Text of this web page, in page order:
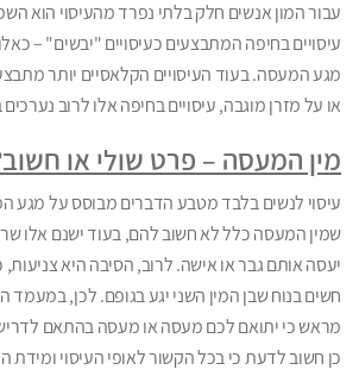
עבור המון אנשים חלק בלתי נפרד מהעיסוי הוא
עיסויים בחיפה המתבצעים כעיסויים "יבשים" –
מגע המעסה. בעוד העיסויים הקלאסיים יותר
או על מזרן מוגבה, עיסויים בחיפה אלו לרוב
מין המעסה – פרט שולי או
עיסוי לנשים בלבד מטבע הדברים מבוסס על מגע
שמין המעסה כלל לא חשוב להם, בעוד ישנם אלו
יעסה אותם גבר או אישה. לרוב, הסיבה היא
חשים בנוח שבן המין השני יגע בגופם. לכן, במעמד
מראש כי יתואם לכם מעסה או מעסה בהתאם
כן חשוב לדעת כי בכל הקשור לאופי העיסוי ומידת